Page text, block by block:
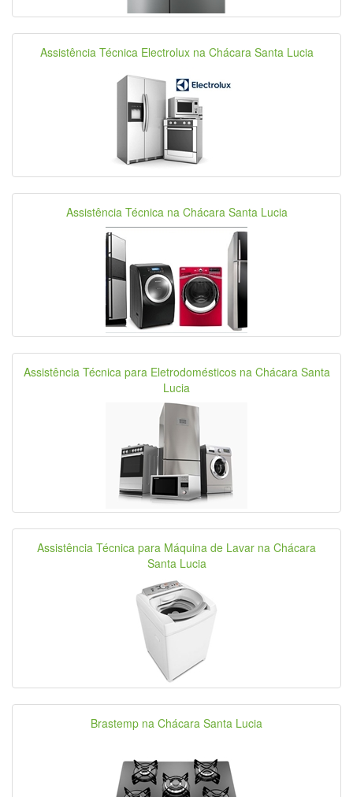
Assistência Técnica Electrolux na Chácara Santa Lucia
Assistência Técnica na Chácara Santa Lucia
Assistência Técnica para Eletrodomésticos na Chácara Santa
Lucia
Assistência Técnica para Máquina de Lavar na Chácara
Santa Lucia
Brastemp na Chácara Santa Lucia